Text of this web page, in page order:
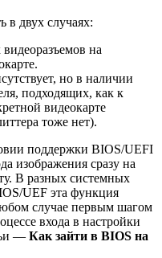
в двух случаях:
на
но в наличии
подходящих, как к
видеокарте
тоже нет).
поддержки BIOS/UEFI
изображения сразу на
В разных системных
UEF эта функция
случае первым шагом
входа в настройки
— Как зайти в BIOS на